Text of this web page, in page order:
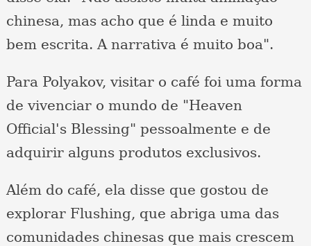
chinesa, mas acho que é linda e muito
bem escrita. A narrativa é muito boa".
Para Polyakov, visitar o café foi uma forma
de vivenciar o mundo de "Heaven
Official's Blessing" pessoalmente e de
adquirir alguns produtos exclusivos.
Além do café, ela disse que gostou de
explorar Flushing, que abriga uma das
comunidades chinesas que mais crescem